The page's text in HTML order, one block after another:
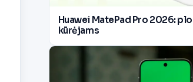
Huawei MatePad Pro 2026:
kūrėjams